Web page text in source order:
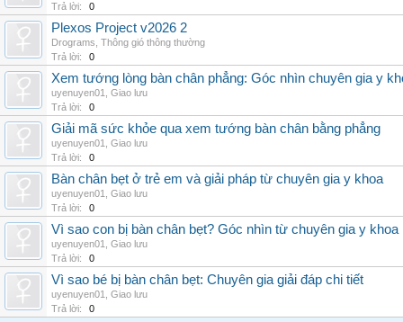
Trả lời:
0
Plexos Project v2026 2
Drograms Thông gió thông thường
Trả lời:
0
Xem tướng lòng bàn chân phẳng: Góc nhìn chuyên gia y
uyenuyen01
Giao lưu
Trả lời:
0
Giải mã sức khỏe qua xem tướng bàn chân bằng phẳng
uyenuyen01
Giao lưu
Trả lời:
0
Bàn chân bẹt ở trẻ em và giải pháp từ chuyên gia y khoa
uyenuyen01
Giao lưu
Trả lời:
0
Vì sao con bị bàn chân bẹt? Góc nhìn từ chuyên gia y khoa
uyenuyen01
Giao lưu
Trả lời:
0
Vì sao bé bị bàn chân bẹt: Chuyên gia giải đáp chi tiết
uyenuyen01
Giao lưu
Trả lời:
0